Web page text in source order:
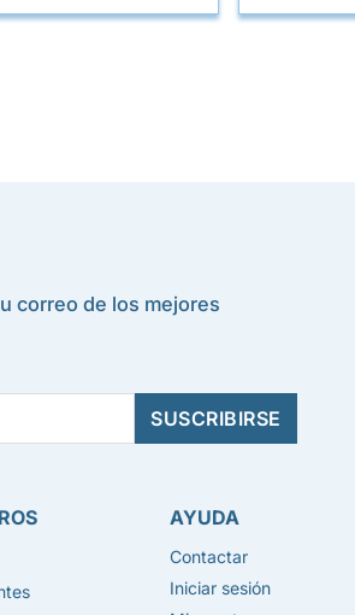
correo de los mejores
AYUDA
Contactar
Iniciar sesión